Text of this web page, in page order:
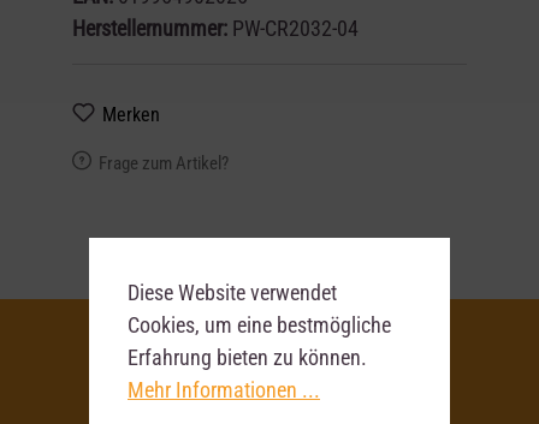
Herstellernummer: PW-CR2032-04
Merken
Frage zum Artikel?
Diese Website verwendet
Cookies, um eine bestmögliche
Erfahrung bieten zu können.
Mehr Informationen ...